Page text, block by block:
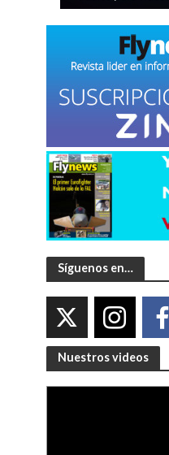
Síguenos en…
Nuestros videos